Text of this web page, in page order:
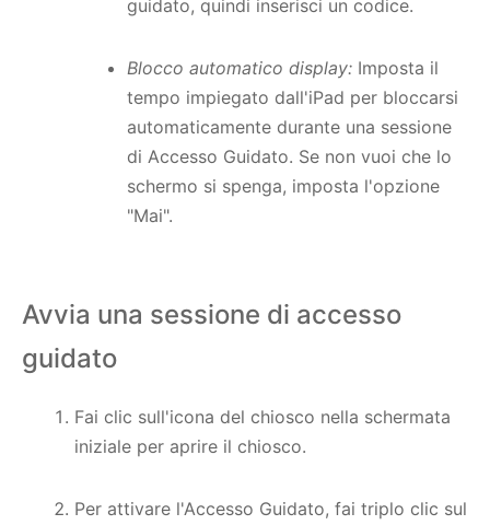
guidato, quindi inserisci un codice.
Blocco automatico display: Imposta il
tempo impiegato dall'iPad per bloccarsi
automaticamente durante una sessione
di Accesso Guidato. Se non vuoi che lo
schermo si spenga, imposta l'opzione
"Mai".
Avvia una sessione di accesso
guidato
Fai clic sull'icona del chiosco nella schermata
iniziale per aprire il chiosco.
Per attivare l'Accesso Guidato, fai triplo clic sul